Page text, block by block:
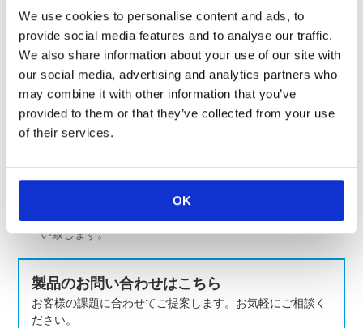
We use cookies to personalise content and ads, to
provide social media features and to analyse our traffic.
We also share information about your use of our site with
our social media, advertising and analytics partners who
may combine it with other information that you’ve
provided to them or that they’ve collected from your use
of their services.
OK
形式
ハイブリッド形式
会場：連合会館（東京都千代
オンライン：zoomを使用
セミナー詳細・
お申込み
図研テック様ホームページ内
セミナー申し込みページ
TEL: 045-471-2334
い致します。
製品のお問い合わせはこちら
お客様の課題に合わせてご提案します。お気軽にご相談く
ださい。